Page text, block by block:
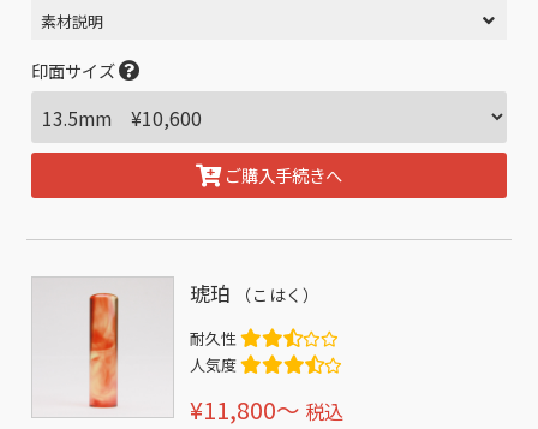
素材説明
印面サイズ
ご購入手続きへ
琥珀 （こはく）
耐久性
人気度
¥11,800〜 税込